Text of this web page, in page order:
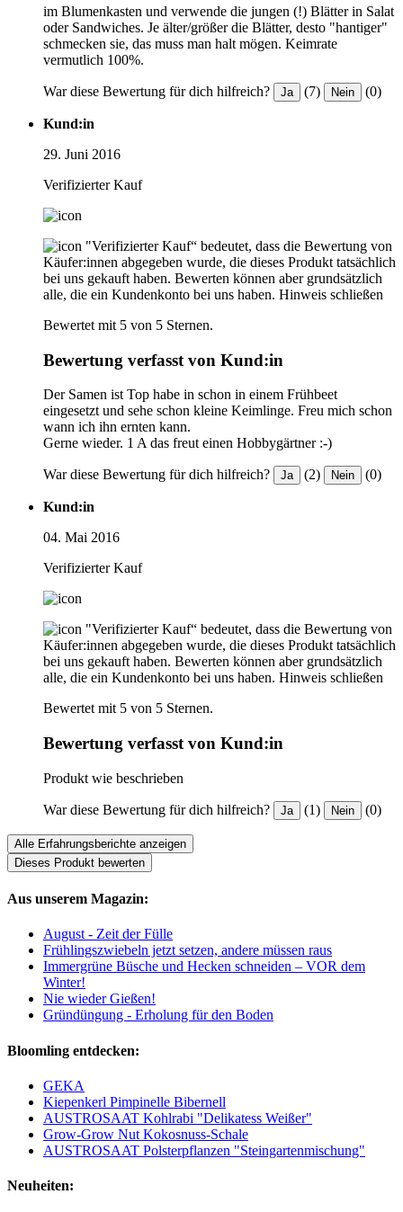
im Blumenkasten und verwende die jungen (!) Blätter in Salat
oder Sandwiches. Je älter/größer die Blätter, desto "hantiger"
schmecken sie, das muss man halt mögen. Keimrate
vermutlich 100%.
War diese Bewertung für dich hilfreich? Ja (7) Nein (0)
Kund:in
29. Juni 2016
Verifizierter Kauf
"Verifizierter Kauf“ bedeutet, dass die Bewertung von
Käufer:innen abgegeben wurde, die dieses Produkt tatsächlich
bei uns gekauft haben. Bewerten können aber grundsätzlich
alle, die ein Kundenkonto bei uns haben. Hinweis schließen
Bewertet mit 5 von 5 Sternen.
Bewertung verfasst von Kund:in
Der Samen ist Top habe in schon in einem Frühbeet
eingesetzt und sehe schon kleine Keimlinge. Freu mich schon
wann ich ihn ernten kann.
Gerne wieder. 1 A das freut einen Hobbygärtner :-)
War diese Bewertung für dich hilfreich? Ja (2) Nein (0)
Kund:in
04. Mai 2016
Verifizierter Kauf
"Verifizierter Kauf“ bedeutet, dass die Bewertung von
Käufer:innen abgegeben wurde, die dieses Produkt tatsächlich
bei uns gekauft haben. Bewerten können aber grundsätzlich
alle, die ein Kundenkonto bei uns haben. Hinweis schließen
Bewertet mit 5 von 5 Sternen.
Bewertung verfasst von Kund:in
Produkt wie beschrieben
War diese Bewertung für dich hilfreich? Ja (1) Nein (0)
Alle Erfahrungsberichte anzeigen
Dieses Produkt bewerten
Aus unserem Magazin:
August - Zeit der Fülle
Frühlingszwiebeln jetzt setzen, andere müssen raus
Immergrüne Büsche und Hecken schneiden – VOR dem
Winter!
Nie wieder Gießen!
Gründüngung - Erholung für den Boden
Bloomling entdecken:
GEKA
Kiepenkerl Pimpinelle Bibernell
AUSTROSAAT Kohlrabi "Delikatess Weißer"
Grow-Grow Nut Kokosnuss-Schale
AUSTROSAAT Polsterpflanzen "Steingartenmischung"
Neuheiten: